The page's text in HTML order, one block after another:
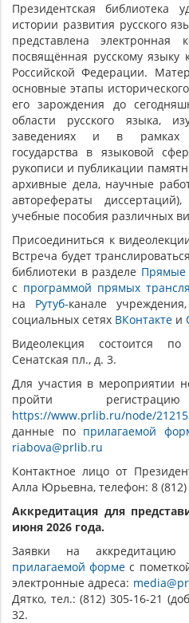
Президентская библиотека
истории развития русского
представлена электронная
посвящённая русскому языку
Российской Федерации.
основные этапы
его зарождения до
области русского языка,
заведениях и в рамках
государства в языковой
рукописи и публикации
архивные дела, научные
авторефераты
учебные пособия различных
Присоединиться к
Встреча будет
библиотеки в разделе Прямые
с программой прямых
на Рутуб-канале
социальных сетях ВКонтакте и
Видеолекция состоится по
Сенатская пл., д. 3.
Для участия в мероприятии
пройти
https://www.prlib.ru/node/
данные по прилагаемой
riabova@prlib.ru
Контактное лицо от
Алла Юрьевна, телефон: 8 (812)
Аккредитация для
июня 2026 года.
Заявки на
прилагаемой форме с
электронные адреса:
Дятко, тел.: (812) 305-16-21
32.